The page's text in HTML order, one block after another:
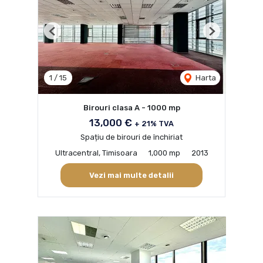
1 / 15 Harta
Previous Next
Birouri clasa A - 1000 mp
13,000 € + 21% TVA
Spațiu de birouri de închiriat
Ultracentral, Timisoara
1,000 mp 2013
Vezi mai multe detalii